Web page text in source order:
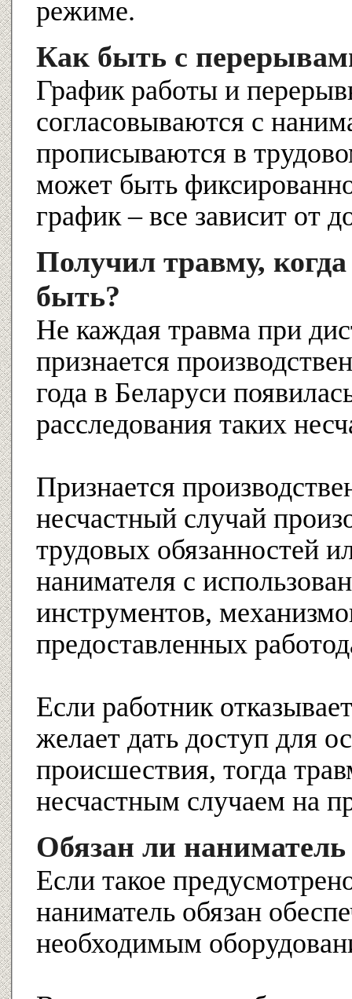
режиме.
Как быть с
График работы и
согласовываются с
прописываются в
может быть
график – все зависит от
Получил травму,
быть?
Не каждая травма при
признается
года в Беларуси
расследования таких
Признается
несчастный случай
трудовых обязанностей
нанимателя с
инструментов,
предоставленных
Если работник
желает дать доступ для
происшествия, тогда
несчастным случаем на
Обязан ли
Если такое
наниматель обязан
необходимым